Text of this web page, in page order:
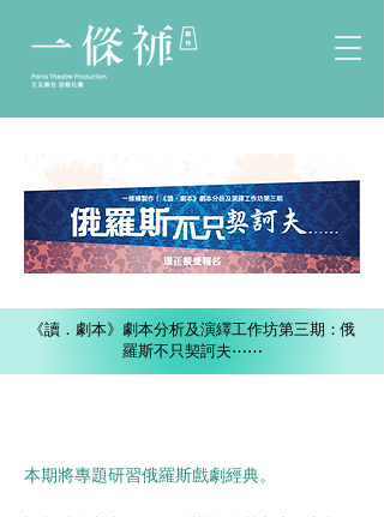
《讀．劇本》劇本分析及演繹工作坊第三期：俄
羅斯不只契訶夫⋯⋯
本期將專題研習俄羅斯戲劇經典。